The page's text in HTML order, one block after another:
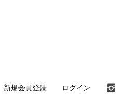
新規会員登録 ログイン